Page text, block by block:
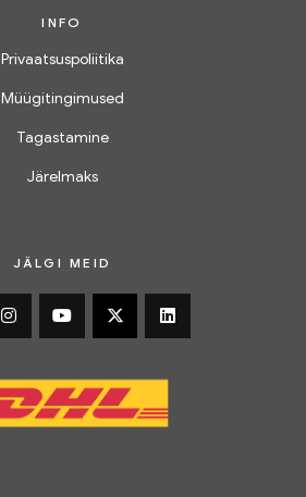
INFO
Privaatsuspoliitika
Müügitingimused
Tagastamine
Järelmaks
JÄLGI MEID